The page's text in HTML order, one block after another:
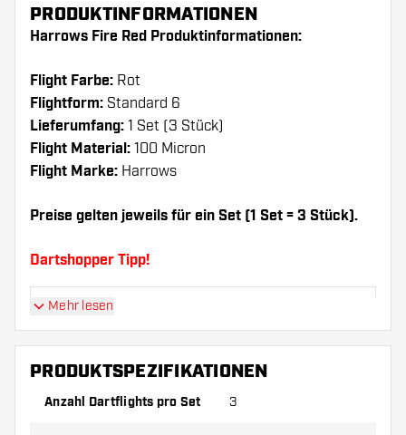
PRODUKTINFORMATIONEN
Harrows Fire Red Produktinformationen:
Flight Farbe: Rot
Flightform: Standard 6
Lieferumfang: 1 Set (3 Stück)
Flight Material: 100 Micron
Flight Marke: Harrows
Preise gelten jeweils für ein Set (1 Set = 3 Stück).
Dartshopper Tipp!
Sorgen Sie für genügend Ersatz Flights und
Shafts. Diese können sich durch Gebrauch
Probieren Sie eine andere Form, ein anderes
Mehr lesen
PRODUKTSPEZIFIKATIONEN
Anzahl Dartflights pro Set 3